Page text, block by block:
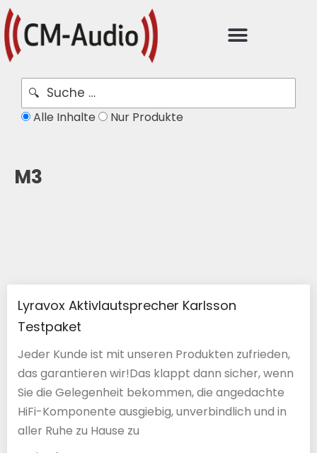
Alle Inhalte Nur Produkte
M3
Lyravox Aktivlautsprecher Karlsson
Testpaket
Jeder Kunde ist mit unseren Produkten zufrieden,
das garantieren wir!Das klappt dann sicher, wenn
Sie die Gelegenheit bekommen, die angedachte
HiFi-Komponente ausgiebig, unverbindlich und in
aller Ruhe zu Hause zu